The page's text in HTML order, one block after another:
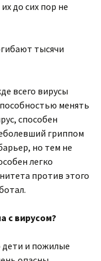
до сих пор не
тысячи
всего вирусы
менять
способен
гриппом
но тем не
легко
против этого
с вирусом?
и пожилые